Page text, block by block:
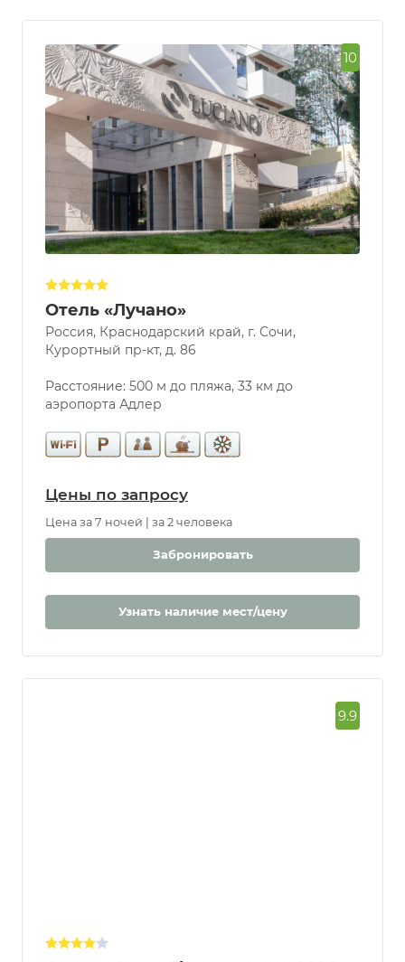
10
Отель «Лучано»
Россия, Краснодарский край, г. Сочи,
Расстояние: 500 м до пляжа, 33 км до
Цены по запросу
Цена за 7 ночей | за 2 человека
Забронировать
Узнать наличие мест/цену
9.9